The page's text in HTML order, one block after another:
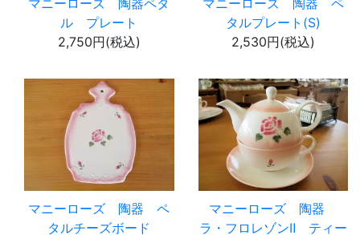
ル プレート
2,750円(税込)
タルプレート(S)
2,530円(税込)
マニーローズ 陶器 ペ
タルチーズボード
マニーローズ 陶器
ラ・フロレゾンⅡ ティー